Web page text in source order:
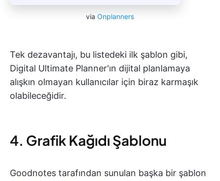
via Onplanners
Tek dezavantajı, bu listedeki ilk şablon gibi,
Digital Ultimate Planner'ın dijital planlamaya
alışkın olmayan kullanıcılar için biraz karmaşık
olabileceğidir.
4. Grafik Kağıdı Şablonu
Goodnotes tarafından sunulan başka bir şablon